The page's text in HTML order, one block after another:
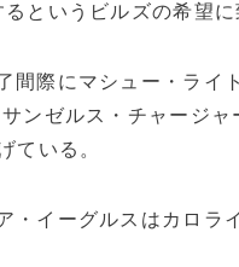
というビルズの希望に
間際にマシュー・ライ
サンゼルス・チャージ
ている。
・イーグルスはカロラ